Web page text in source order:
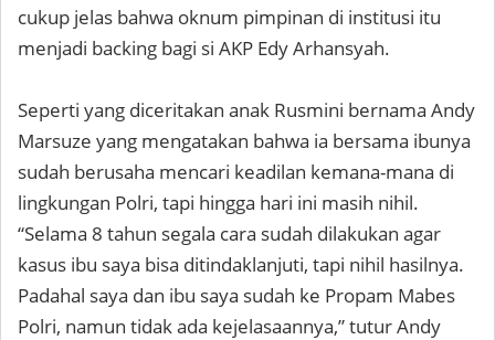
cukup jelas bahwa oknum pimpinan di institusi itu
menjadi backing bagi si AKP Edy Arhansyah.
Seperti yang diceritakan anak Rusmini bernama Andy
Marsuze yang mengatakan bahwa ia bersama ibunya
sudah berusaha mencari keadilan kemana-mana di
lingkungan Polri, tapi hingga hari ini masih nihil.
“Selama 8 tahun segala cara sudah dilakukan agar
kasus ibu saya bisa ditindaklanjuti, tapi nihil hasilnya.
Padahal saya dan ibu saya sudah ke Propam Mabes
Polri, namun tidak ada kejelasaannya,” tutur Andy